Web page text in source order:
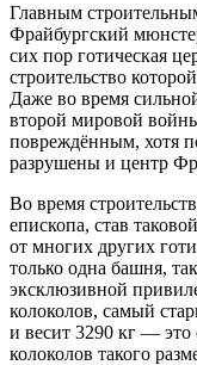
Главным
Фрайбургский
сих пор готическая
строительство
Даже во время
второй мировой
повреждённым, хотя
разрушены и центр
Во время
епископа, став
от многих других
только одна башня,
эксклюзивной
колоколов, самый
и весит 3290 кг —
колоколов такого